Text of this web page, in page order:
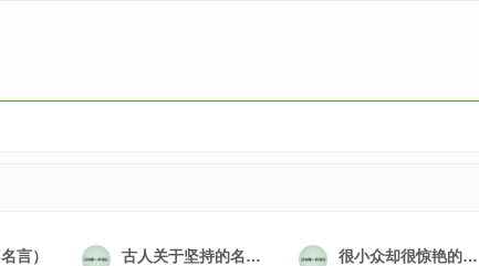
言） 古人关于坚持的名言短句（古人关于坚持的例子） 很小众却很惊艳的五言绝句（让人惊艳的五言绝句）